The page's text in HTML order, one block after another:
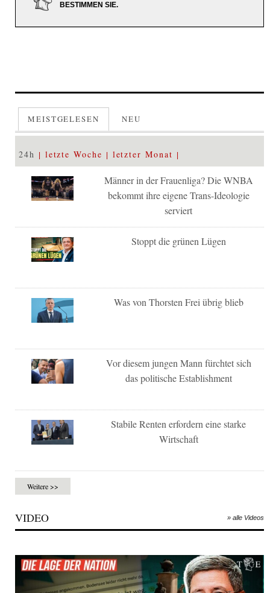
BESTIMMEN SIE.
MEISTGELESEN NEU
24h letzte Woche letzter Monat
Männer in der Frauenliga? Die WNBA
bekommt ihre eigene Trans-Ideologie
serviert
Stoppt die grünen Lügen
Was von Thorsten Frei übrig blieb
Vor diesem jungen Mann fürchtet sich
das politische Establishment
Stabile Renten erfordern eine starke
Wirtschaft
Weitere >>
VIDEO » alle Videos